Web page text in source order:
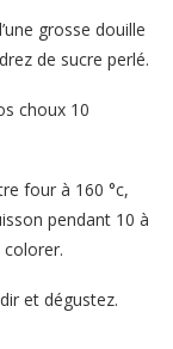
grosse douille
de sucre perlé.
choux 10
four à 160 °c,
pendant 10 à
et dégustez.